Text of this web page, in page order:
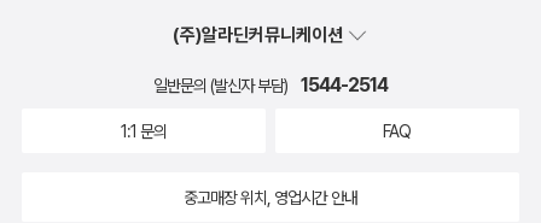
(주)알라딘커뮤니케이션
일반문의 (발신자 부담) 1544-2514
1:1 문의 FAQ
중고매장 위치, 영업시간 안내